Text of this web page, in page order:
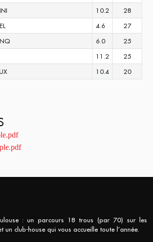
10.2
28
4.6
27
6.0
25
11.2
25
10.4 20
: un parcours 18 trous (par 70) sur les
un club-house qui vous accueille toute l’année.